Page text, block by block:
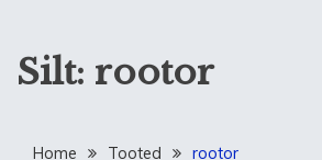
Silt: rootor
Home Tooted rootor